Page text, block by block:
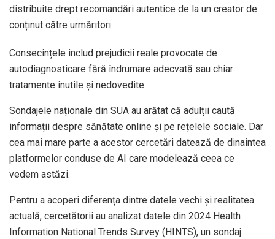
distribuite drept recomandări autentice de la un creator de
conținut către urmăritori.
Consecințele includ prejudicii reale provocate de
autodiagnosticare fără îndrumare adecvată sau chiar
tratamente inutile și nedovedite.
Sondajele naționale din SUA au arătat că adulții caută
informații despre sănătate online și pe rețelele sociale. Dar
cea mai mare parte a acestor cercetări datează de dinaintea
platformelor conduse de AI care modelează ceea ce
vedem astăzi.
Pentru a acoperi diferența dintre datele vechi și realitatea
actuală, cercetătorii au analizat datele din 2024 Health
Information National Trends Survey (HINTS), un sondaj